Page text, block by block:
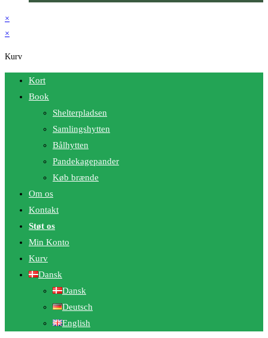
×
×
Kurv
Kort
Book
Shelterpladsen
Samlingshytten
Bålhytten
Pandekagepander
Køb brænde
Om os
Kontakt
Støt os
Min Konto
Kurv
Dansk
Dansk
Deutsch
English